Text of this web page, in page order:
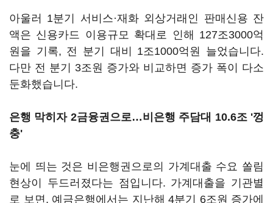
아울러 1분기 서비스·재화 외상거래인 판매신용 잔
액은 신용카드 이용규모 확대로 인해 127조3000억
원을 기록, 전 분기 대비 1조1000억원 늘었습니다.
다만 전 분기 3조원 증가와 비교하면 증가 폭이 다소
둔화했습니다.
은행 막히자 2금융권으로…비은행 주담대 10.6조 '껑
충'
눈에 띄는 것은 비은행권으로의 가계대출 수요 쏠림
현상이 두드러졌다는 점입니다. 가계대출을 기관별
로 보면, 예금은행에서는 지난해 4분기 6조원 증가에